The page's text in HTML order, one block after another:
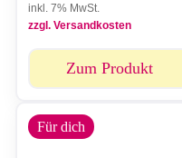
inkl. 7% MwSt.
zzgl. Versandkosten
Zum Produkt
Für dich